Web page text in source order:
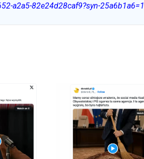
a2a5-82e24d28caf9?syn-25a6b1a6=1